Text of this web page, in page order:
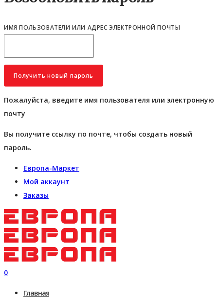
ИМЯ ПОЛЬЗОВАТЕЛИ ИЛИ АДРЕС ЭЛЕКТРОННОЙ ПОЧТЫ
Пожалуйста, введите имя пользователя или электронную
почту
Вы получите ссылку по почте, чтобы создать новый
пароль.
Европа-Маркет
Мой аккаунт
Заказы
0
Главная